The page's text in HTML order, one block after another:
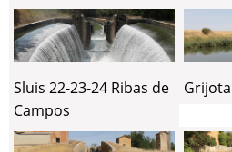
Sluis 22-23-24 Ribas de
Campos
Grijota